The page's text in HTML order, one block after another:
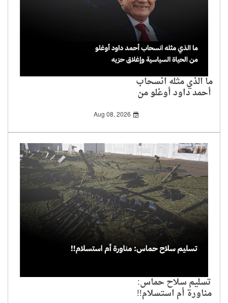
ما الذي مثله انسحاب
أحمد داود أوغلو من
Aug 08, 2026
تسليم سلاح حماس:
مناورة أم استسلام!!